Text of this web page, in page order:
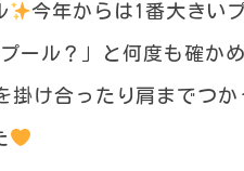
今年からは1番大きい
ール？」と何度も確か
掛け合ったり肩までつ